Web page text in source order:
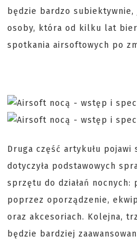
będzie bardzo
osoby, która od kilku lat
spotkania airsoftowych po
Druga część artykułu pojawi
dotyczyła podstawowych
sprzętu do działań nocnych:
poprzez oporządzenie,
oraz akcesoriach. Kolejna,
będzie bardziej